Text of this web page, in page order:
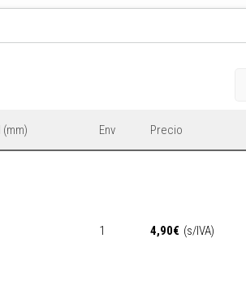
Env Precio
1 4,90€ (s/IVA)